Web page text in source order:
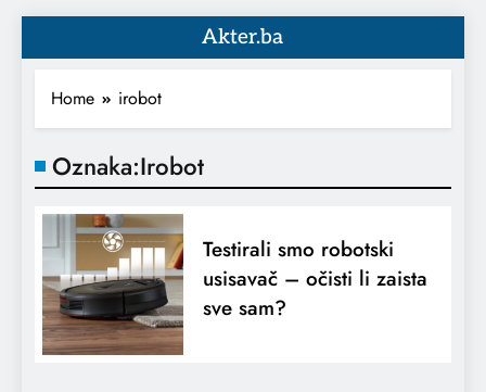
Akter.ba
Home irobot
Oznaka:Irobot
Testirali smo robotski
usisavač – očisti li zaista
sve sam?